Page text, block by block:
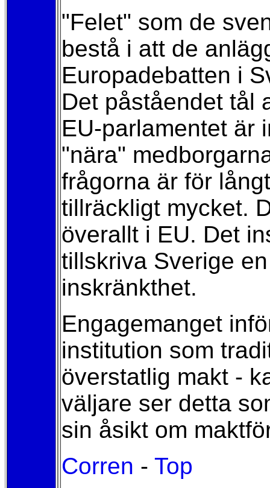
"Felet" som de
bestå i att de
Europadebatten i
Det påståendet tål
EU-parlamentet är
"nära"
frågorna är för
tillräckligt mycket.
överallt i EU. Det
tillskriva Sverige
inskränkthet.
Engagemanget
institution som
överstatlig makt -
väljare ser detta
sin åsikt om
Corren - Top